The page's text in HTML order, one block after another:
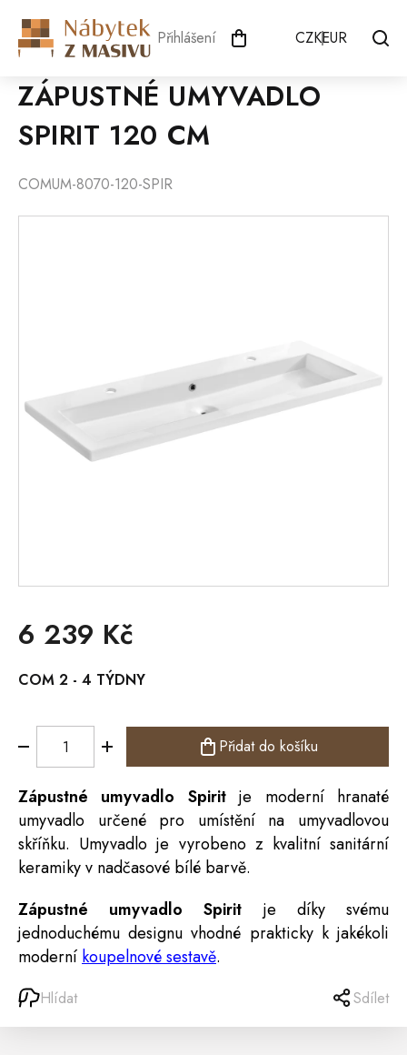
obsah
Přihlášení CZKEUR
ZÁPUSTNÉ UMYVADLO
SPIRIT 120 CM
COMUM-8070-120-SPIR
6 239 Kč
cena:
COM 2 - 4 TÝDNY
Přidat do košíku
Zápustné umyvadlo Spiritje moderní hranaté
umyvadlo určené pro umístění na umyvadlovou
skříňku. Umyvadlo je vyrobeno z kvalitní sanitární
keramiky v nadčasové bílé barvě.
Zápustné umyvadlo Spirit je díky svému
jednoduchému designu vhodné prakticky k jakékoli
moderní koupelnové sestavě.
Hlídat Sdílet